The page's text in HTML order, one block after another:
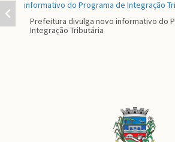
Prefeitura divulga novo informativo do
Integração Tributária
Conteúdo
Rodapé